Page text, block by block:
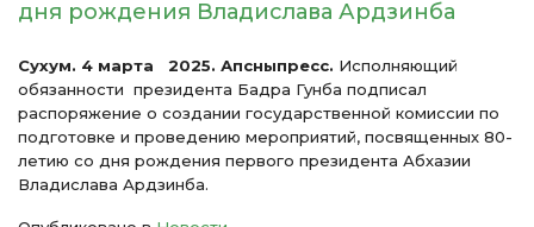
дня рождения Владислава Ардзинба
Сухум. 4 марта 2025. Апсныпресс. Исполняющий
обязанности президента Бадра Гунба подписал
распоряжение о создании государственной комиссии по
подготовке и проведению мероприятий, посвященных 80-
летию со дня рождения первого президента Абхазии
Владислава Ардзинба.